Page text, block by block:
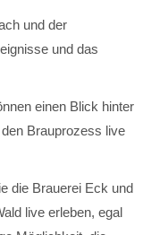
und der
und das
einen Blick hinter
Brauprozess live
die Brauerei Eck und
live erleben, egal